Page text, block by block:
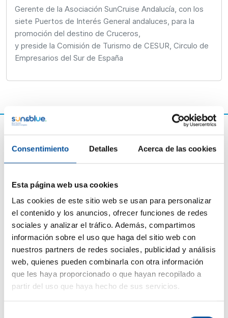
Consentimiento Detalles Acerca de las cookies
Esta página web usa cookies
Las cookies de este sitio web se usan para personalizar
el contenido y los anuncios, ofrecer funciones de redes
sociales y analizar el tráfico. Además, compartimos
información sobre el uso que haga del sitio web con
nuestros partners de redes sociales, publicidad y análisis
web, quienes pueden combinarla con otra información
que les haya proporcionado o que hayan recopilado a
partir del uso que haya hecho de sus servicios.
Gerente de la Asociación SunCruise Andalucía, con los
siete Puertos de Interés General andaluces, para la
promoción del destino de Cruceros,
y preside la Comisión de Turismo de CESUR, Circulo de
Empresarios del Sur de España
CONTACTO
hello@sunandbluecongress.com
press@sunandbluecongress.com
comercial@sunandbluecongress.com
awards@sunandbluecongress.com